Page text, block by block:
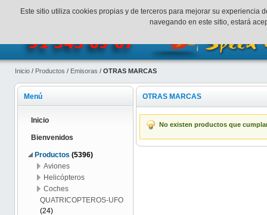
¡Bienvenidos a SpeedHobbys! Mi cuenta Finalizar
Inicio / Productos / Emisoras / OTRAS MARCAS
OTRAS MARCAS
No existen productos que
Menú
Inicio
Bienvenidos
Productos (5396)
Aviones
Helicópteros
Coches
QUATRICOPTEROS-UFO
(24)
Este sitio utiliza cookies propias y de terceros para mejorar su
navegando en este sitio, estará